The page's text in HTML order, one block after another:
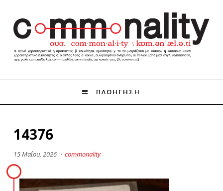
ΠΛΟΗΓΗΣΗ
14376
15 Μαΐου, 2026 · commonality